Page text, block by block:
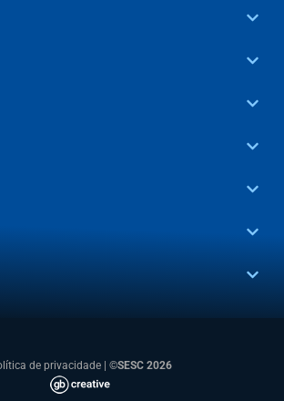
de privacidade| ©SESC 2026